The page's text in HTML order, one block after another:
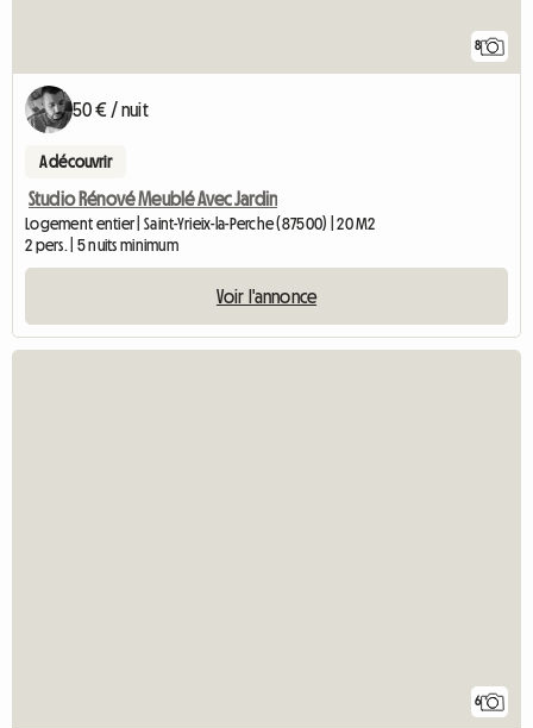
8
50 € / nuit
A découvrir
Studio Rénové Meublé Avec Jardin
Logement entier | Saint-Yrieix-la-Perche (87500) | 20 M2
2 pers. | 5 nuits minimum
Voir l'annonce
6